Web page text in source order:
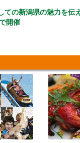
ての新潟県の魅力を伝
開催